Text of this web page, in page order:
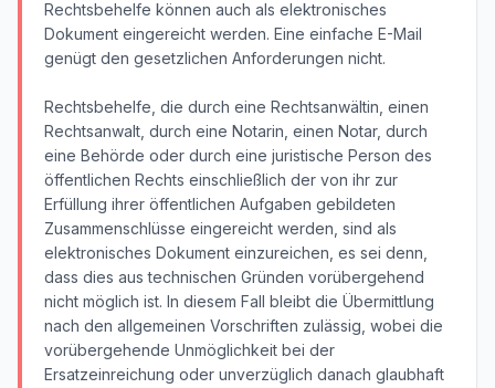
Rechtsbehelfe können auch als elektronisches
Dokument eingereicht werden. Eine einfache E-Mail
genügt den gesetzlichen Anforderungen nicht.
Rechtsbehelfe, die durch eine Rechtsanwältin, einen
Rechtsanwalt, durch eine Notarin, einen Notar, durch
eine Behörde oder durch eine juristische Person des
öffentlichen Rechts einschließlich der von ihr zur
Erfüllung ihrer öffentlichen Aufgaben gebildeten
Zusammenschlüsse eingereicht werden, sind als
elektronisches Dokument einzureichen, es sei denn,
dass dies aus technischen Gründen vorübergehend
nicht möglich ist. In diesem Fall bleibt die Übermittlung
nach den allgemeinen Vorschriften zulässig, wobei die
vorübergehende Unmöglichkeit bei der
Ersatzeinreichung oder unverzüglich danach glaubhaft